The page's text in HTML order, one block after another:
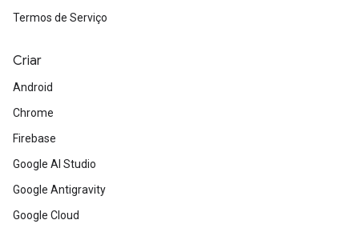
Termos de Serviço
Criar
Android
Chrome
Firebase
Google AI Studio
Google Antigravity
Google Cloud